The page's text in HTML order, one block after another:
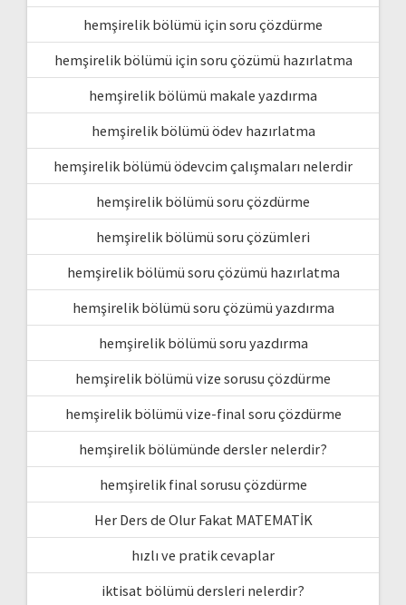
hemşirelik bölümü için soru çözdürme
hemşirelik bölümü için soru çözümü hazırlatma
hemşirelik bölümü makale yazdırma
hemşirelik bölümü ödev hazırlatma
hemşirelik bölümü ödevcim çalışmaları nelerdir
hemşirelik bölümü soru çözdürme
hemşirelik bölümü soru çözümleri
hemşirelik bölümü soru çözümü hazırlatma
hemşirelik bölümü soru çözümü yazdırma
hemşirelik bölümü soru yazdırma
hemşirelik bölümü vize sorusu çözdürme
hemşirelik bölümü vize-final soru çözdürme
hemşirelik bölümünde dersler nelerdir?
hemşirelik final sorusu çözdürme
Her Ders de Olur Fakat MATEMATİK
hızlı ve pratik cevaplar
iktisat bölümü dersleri nelerdir?